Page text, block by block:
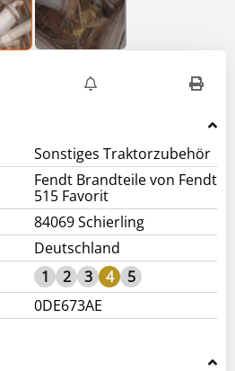
Sonstiges Traktorzubehör
Fendt Brandteile von Fendt
515 Favorit
84069 Schierling
Deutschland
1 2 3 4
5
0DE673AE